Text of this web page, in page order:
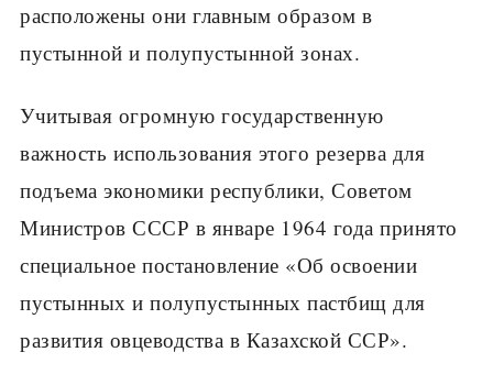
расположены они главным образом в
пустынной и полупустынной зонах.
Учитывая огромную государственную
важность использования это­го резерва для
подъема экономики республики, Советом
Министров СССР в январе 1964 года принято
специальное постановление «Об осво­ении
пустынных и полупустынных пастбищ для
развития овцеводства в Казахской ССР».